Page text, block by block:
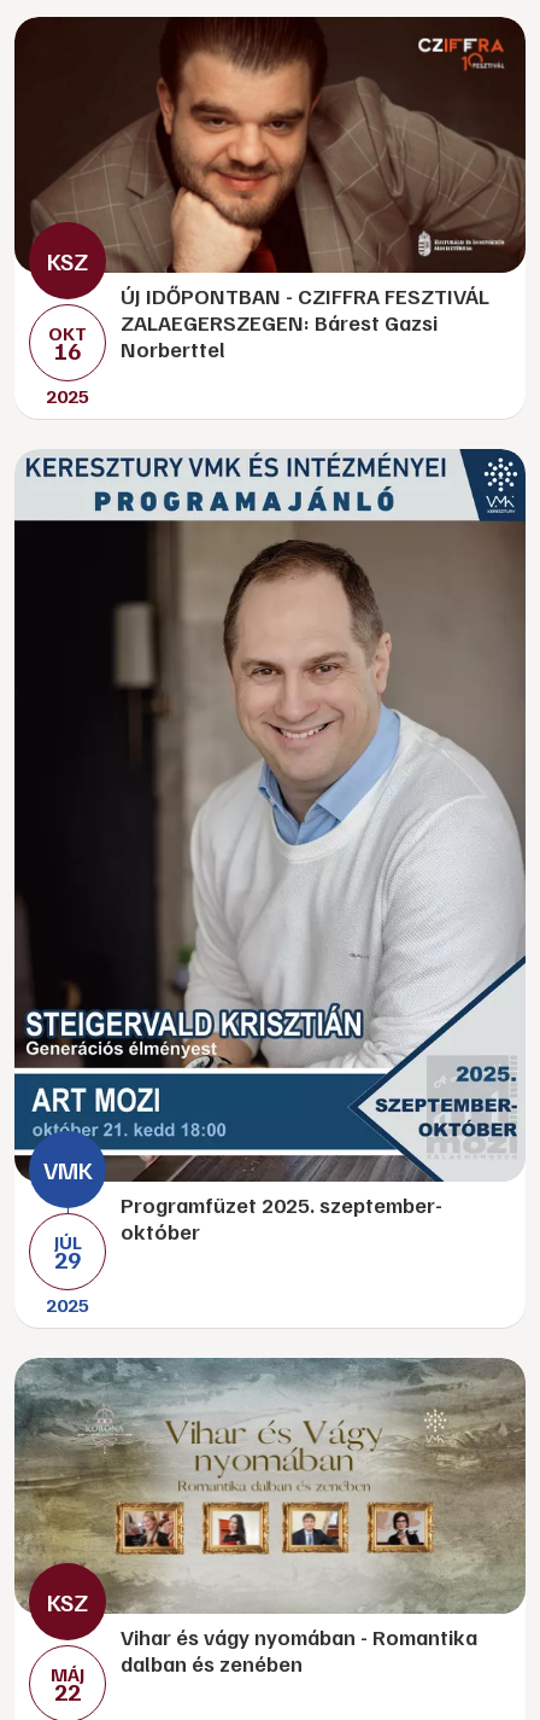
OKT
16
2025
ÚJ IDŐPONTBAN - CZIFFRA FESZTIVÁL
ZALAEGERSZEGEN: Bárest Gazsi
Norberttel
JÚL
29
2025
Programfüzet 2025. szeptember-
október
MÁJ
22
Vihar és vágy nyomában - Romantika
dalban és zenében